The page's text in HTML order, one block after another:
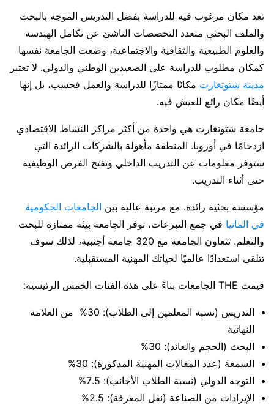
تعد مكان مرغوب فيه للدراسة بفضل التدريس الموجه بالبحث
والملف البحثي متعدد التخصصات الناشئ عن تكامل الهندسة
والعلوم الطبيعية والثقافية والاجتماعية، وضعت الجامعة نفسها
كمكان مطلوب للدراسة على الصعيدين الوطني والدولي. لا تعتبر
مدينة شتوتغارت مكانًا ممتازًا للدراسة والعمل فحسب، بل إنها
أيضًا مكان رائع للعيش فيه.
جامعة شتوتغارت هي واحدة من أكثر مراكز النشاط الاقتصادي
ازدحامًا في أوروبا. المنطقة مأهولة بالشركات الرائدة التي
ستوفر معلومات عن التدريب الداخلي وتفتح الفرص الوظيفية
حتى أثناء التدريب.
مؤسسة بحثية رائدة. مع مرتبة عالية بين الجامعات الحكومية
في المانيا في جمع التبرعات، توفر الجامعة بيئة ممتازة للبحث
والتعلم. تتعاون الجامعة مع 320 جامعة أجنبية، لذلك سوف
تتلقى استعدادًا عالميًا لحياتك المهنية المستقبلية.
قيمت THE الجامعات بناءً على هذه الفئات الخمس الرئيسية:
التدريس (نسبة المعلمين إلى الطلاب): 30% من العلامة
النهائية
البحث (الحجم والعائد): 30%
السمعة (عدد المقالات المهنية المذكورة): 30%
التوجه الدولي (نسبة الطلاب الأجانب): 7.5%
الإيرادات من الصناعة (نقل المعرفة): 2.5%